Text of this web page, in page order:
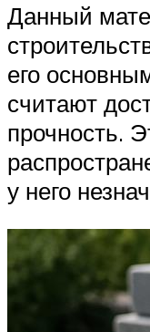
Данный
его
считают
прочность.
у него